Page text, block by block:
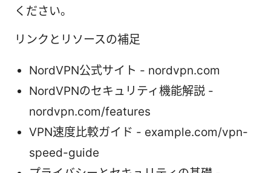
ください。
リンクとリソースの補足
NordVPN公式サイト - nordvpn.com
NordVPNのセキュリティ機能解説 -
nordvpn.com/features
VPN速度比較ガイド - example.com/vpn-
speed-guide